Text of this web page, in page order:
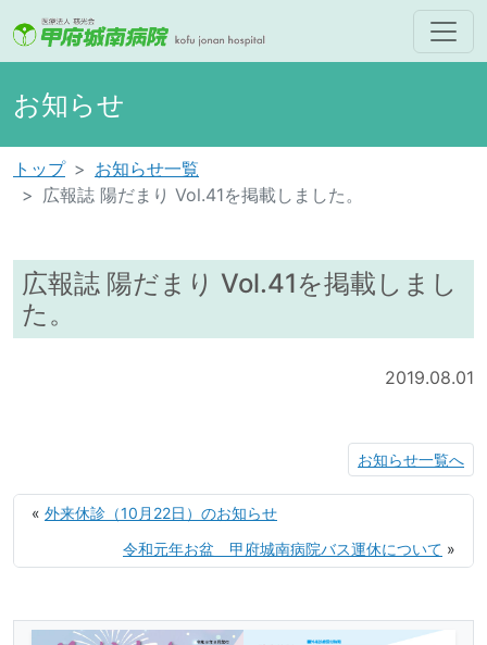
お知らせ
トップ
お知らせ一覧
広報誌 陽だまり Vol.41を掲載しました。
広報誌 陽だまり Vol.41を掲載しまし
た。
2019.08.01
お知らせ一覧へ
« 外来休診（10月22日）のお知らせ
令和元年お盆 甲府城南病院バス運休について »